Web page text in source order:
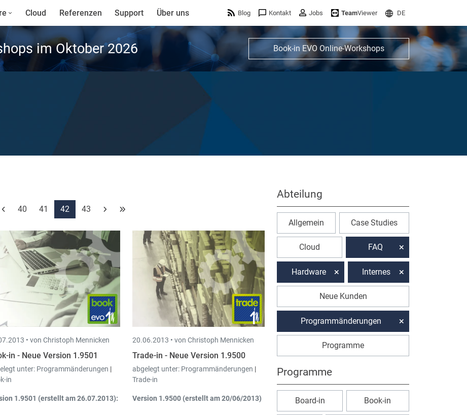
Cloud Referenzen Support Über uns Blog Kontakt Jobs TeamViewer DE
im Oktober 2026 Book-in EVO Online-Workshops
40 41 42 43
• von Christoph Mennicken
in - Neue Version 1.9501
unter: Programmänderungen |
in
1.9501 (erstellt am 26.07.2013):
20.06.2013 • von Christoph Mennicken
Trade-in - Neue Version 1.9500
abgelegt unter: Programmänderungen |
Trade-in
Version 1.9500 (erstellt am 20/06/2013)
Abteilung
Allgemein Case Studies
Cloud FAQ
Hardware Internes
Neue Kunden
Programmänderungen
Programme
Programme
Board-in Book-in